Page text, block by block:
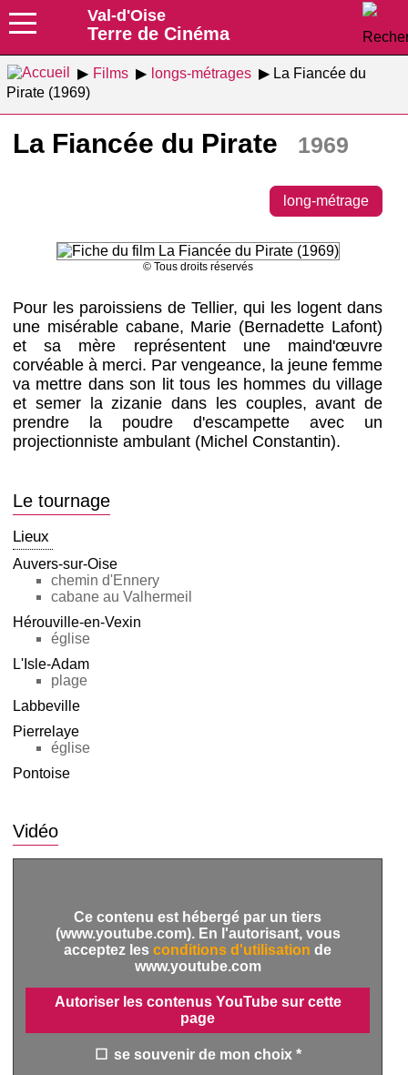
Val-d'Oise
Terre de Cinéma
Films longs-métrages
La Fiancée du
Pirate (1969)
La Fiancée du Pirate 1969
long-métrage
© Tous droits réservés
Pour les paroissiens de Tellier, qui les logent dans
une misérable cabane, Marie (Bernadette Lafont)
et sa mère représentent une maind'œuvre
corvéable à merci. Par vengeance, la jeune femme
va mettre dans son lit tous les hommes du village
et semer la zizanie dans les couples, avant de
prendre la poudre d'escampette avec un
projectionniste ambulant (Michel Constantin).
Le tournage
Lieux
Auvers-sur-Oise
chemin d'Ennery
cabane au Valhermeil
Hérouville-en-Vexin
église
L'Isle-Adam
plage
Labbeville
Pierrelaye
église
Pontoise
Vidéo
Ce contenu est hébergé par un tiers
(www.youtube.com). En l'autorisant, vous
acceptez les conditions d'utilisation de
www.youtube.com
Autoriser les contenus YouTube sur cette
page
se souvenir de mon choix *